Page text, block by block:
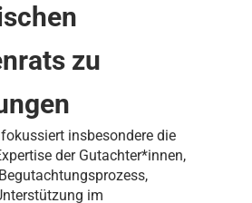
zu
insbesondere die
der Gutachter*innen,
im